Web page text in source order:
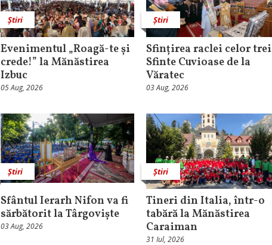
Știri
Evenimentul „Roagă-te și
crede!” la Mănăstirea
Izbuc
05 Aug, 2026
Știri
Sfințirea raclei celor trei
Sfinte Cuvioase de la
Văratec
03 Aug, 2026
Știri
Sfântul Ierarh Nifon va fi
sărbătorit la Târgoviște
03 Aug, 2026
Știri
Tineri din Italia, într-o
tabără la Mănăstirea
Caraiman
31 Iul, 2026